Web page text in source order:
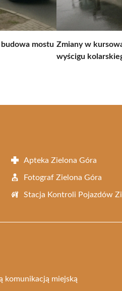
mostu Zmiany w
wyścigu
Apteka Zielona Góra
Fotograf Zielona Góra
Stacja Kontroli Pojazdów
komunikacją miejską